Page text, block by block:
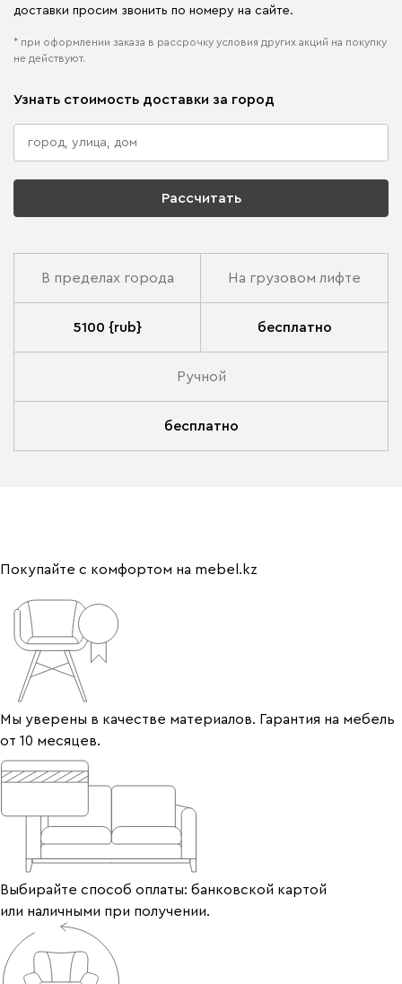
доставки просим звонить по номеру на сайте.
* при оформлении заказа в рассрочку условия других акций на покупку
не действуют.
Узнать стоимость доставки за город
Рассчитать
В пределах города На грузовом лифте
5100 {rub} бесплатно
Ручной
бесплатно
Покупайте с комфортом на mebel.kz
Мы уверены в качестве материалов. Гарантия на мебель
от 10 месяцев.
Выбирайте способ оплаты: банковской картой
или наличными при получении.